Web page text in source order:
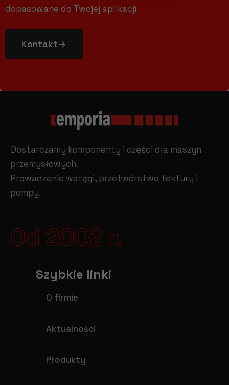
dopasowane do Twojej aplikacji.
Kontakt
Dostarczamy komponenty i części dla maszyn
przemysłowych.
Prowadzenie wstęgi, przetwórstwo tektury i
pompy.
Od 2002 r.
Szybkie linki
O firmie
Aktualności
Produkty